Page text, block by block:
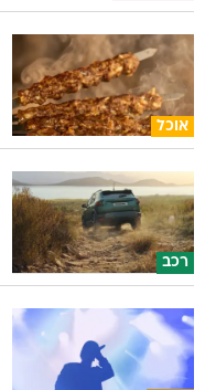
אוכל
רכב